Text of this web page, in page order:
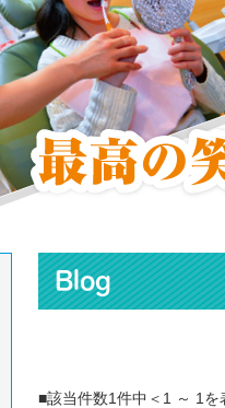
Blog
■該当件数1件中＜1 ～ 1を